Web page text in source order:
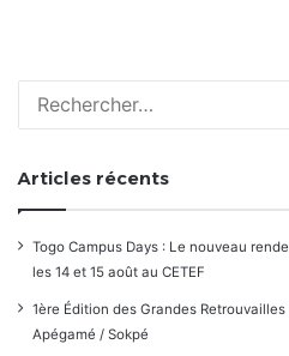
Articles récents
Togo Campus Days : Le nouveau
les 14 et 15 août au CETEF
1ère Édition des Grandes
Apégamé / Sokpé